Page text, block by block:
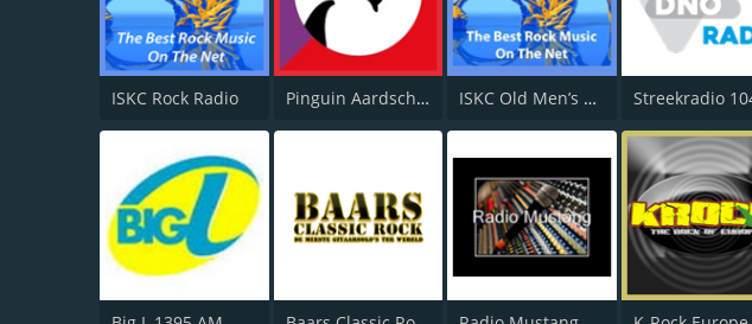
ISKC Rock Radio Pinguin Aardschok ISKC Old Men’s Rock